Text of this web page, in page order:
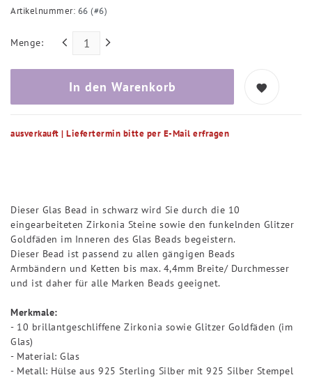
Artikelnummer: 66 (#6)
Menge:
In den Warenkorb
ausverkauft | Liefertermin bitte per E-Mail erfragen
Dieser Glas Bead in schwarz wird Sie durch die 10
eingearbeiteten Zirkonia Steine sowie den funkelnden Glitzer
Goldfäden im Inneren des Glas Beads begeistern.
Dieser Bead ist passend zu allen gängigen Beads
Armbändern und Ketten bis max. 4,4mm Breite/ Durchmesser
und ist daher für alle Marken Beads geeignet.
Merkmale:
- 10 brillantgeschliffene Zirkonia sowie Glitzer Goldfäden (im
Glas)
- Material: Glas
- Metall: Hülse aus 925 Sterling Silber mit 925 Silber Stempel